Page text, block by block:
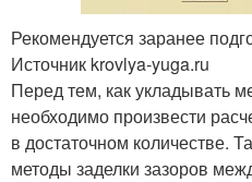
Рекомендуется заранее
Источник krovlya-yuga.ru
Перед тем, как укладывать
необходимо произвести
в достаточном количестве.
методы заделки зазоров